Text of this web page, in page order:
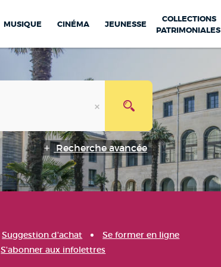
MUSIQUE CINÉMA JEUNESSE
COLLECTIONS
PATRIMONIALES
Recherche avancée
Suggestion d'achat
Se former en ligne
S'abonner aux infolettres